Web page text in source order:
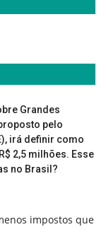
Grandes
pelo
irá definir como
2,5 milhões. Esse
no Brasil?
impostos que